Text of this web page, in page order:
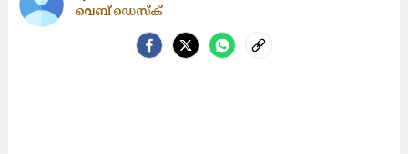
വെബ് ഡെസ്ക്